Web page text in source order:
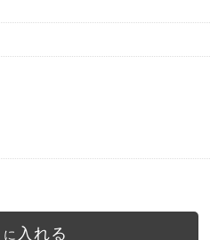
に 入れる